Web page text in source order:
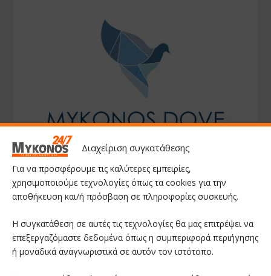
Διαχείριση συγκατάθεσης
Για να προσφέρουμε τις καλύτερες εμπειρίες,
χρησιμοποιούμε τεχνολογίες όπως τα cookies για την
αποθήκευση και/ή πρόσβαση σε πληροφορίες συσκευής.
Η συγκατάθεση σε αυτές τις τεχνολογίες θα μας επιτρέψει να
επεξεργαζόμαστε δεδομένα όπως η συμπεριφορά περιήγησης
ή μοναδικά αναγνωριστικά σε αυτόν τον ιστότοπο.